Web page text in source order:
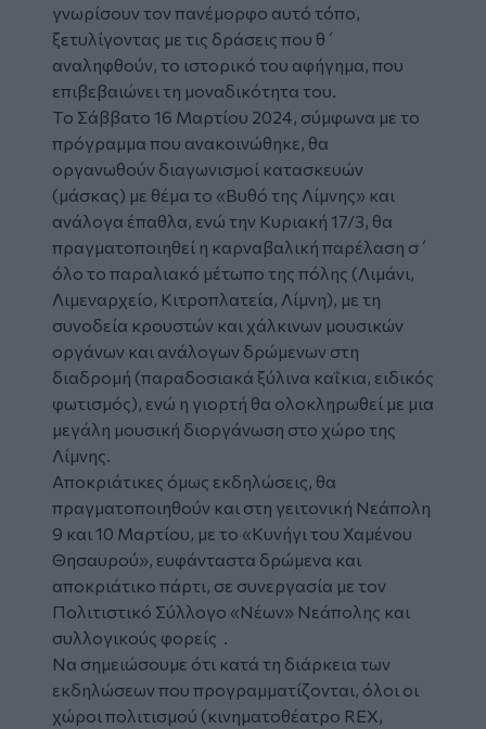
γνωρίσουν τον πανέμορφο αυτό τόπο,
ξετυλίγοντας με τις δράσεις που θ΄
αναληφθούν, το ιστορικό του αφήγημα, που
επιβεβαιώνει τη μοναδικότητα του.
Tο Σάββατο 16 Μαρτίου 2024, σύμφωνα με το
πρόγραμμα που ανακοινώθηκε, θα
οργανωθούν διαγωνισμοί κατασκευών
(μάσκας) με θέμα το «Βυθό της Λίμνης» και
ανάλογα έπαθλα, ενώ την Κυριακή 17/3, θα
πραγματοποιηθεί η καρναβαλική παρέλαση σ΄
όλο το παραλιακό μέτωπο της πόλης (Λιμάνι,
Λιμεναρχείο, Κιτροπλατεία, Λίμνη), με τη
συνοδεία κρουστών και χάλκινων μουσικών
οργάνων και ανάλογων δρώμενων στη
διαδρομή (παραδοσιακά ξύλινα καΐκια, ειδικός
φωτισμός), ενώ η γιορτή θα ολοκληρωθεί με μια
μεγάλη μουσική διοργάνωση στο χώρο της
Λίμνης.
Αποκριάτικες όμως εκδηλώσεις, θα
πραγματοποιηθούν και στη γειτονική Νεάπολη
9 και 10 Μαρτίου, με το «Κυνήγι του Χαμένου
Θησαυρού», ευφάνταστα δρώμενα και
αποκριάτικο πάρτι, σε συνεργασία με τον
Πολιτιστικό Σύλλογο «Νέων» Νεάπολης και
συλλογικούς φορείς .
Να σημειώσουμε ότι κατά τη διάρκεια των
εκδηλώσεων που προγραμματίζονται, όλοι οι
χώροι πολιτισμού (κινηματοθέατρο REX,